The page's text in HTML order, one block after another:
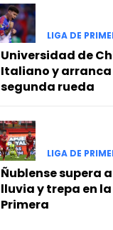
LIGA DE
Universidad de
Italiano y
segunda rueda
LIGA DE
Ñublense supera
lluvia y trepa en
Primera